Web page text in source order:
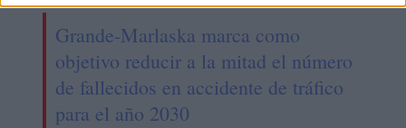
Grande-Marlaska marca como
objetivo reducir a la mitad el número
de fallecidos en accidente de tráfico
para el año 2030